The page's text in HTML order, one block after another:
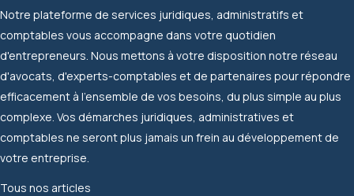
Notre plateforme de services juridiques, administratifs et
comptables vous accompagne dans votre quotidien
d'entrepreneurs. Nous mettons à votre disposition notre réseau
d'avocats, d'experts-comptables et de partenaires pour répondre
efficacement à l'ensemble de vos besoins, du plus simple au plus
complexe. Vos démarches juridiques, administratives et
comptables ne seront plus jamais un frein au développement de
votre entreprise.
Tous nos articles